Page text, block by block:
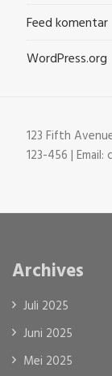
Feed komentar
WordPress.org
123 Fifth
123-456 |
Archives
Juli 2025
Juni 2025
Mei 2025